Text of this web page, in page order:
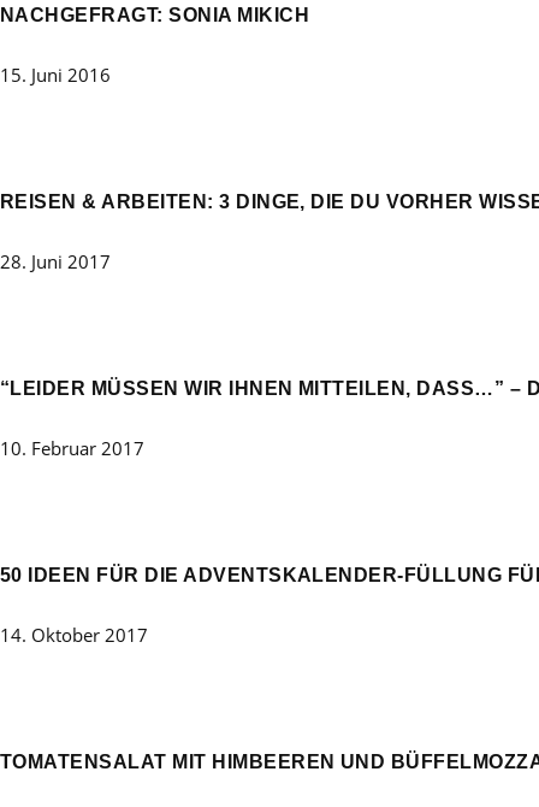
NACHGEFRAGT: SONIA MIKICH
15. Juni 2016
REISEN & ARBEITEN: 3 DINGE, DIE DU VORHER
28. Juni 2017
“LEIDER MÜSSEN WIR IHNEN MITTEILEN, DASS…” –
10. Februar 2017
50 IDEEN FÜR DIE ADVENTSKALENDER-FÜLLUNG
14. Oktober 2017
TOMATENSALAT MIT HIMBEEREN UND